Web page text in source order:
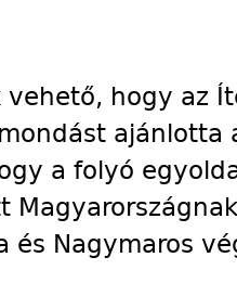
vehető, hogy az
a folyó
és Nagymaros